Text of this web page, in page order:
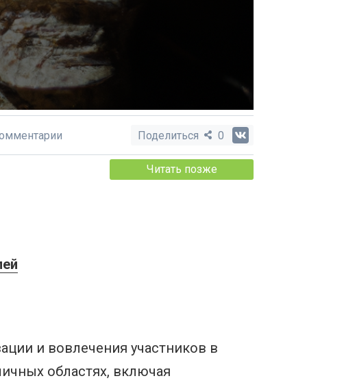
Поделиться 0
Читать позже
и вовлечения участников в
областях, включая